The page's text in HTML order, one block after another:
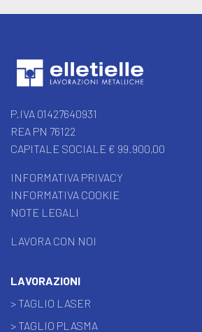
P.IVA 01427640931
REA PN 76122
CAPITALE SOCIALE € 99.900,00
INFORMATIVA PRIVACY
INFORMATIVA COOKIE
NOTE LEGALI
LAVORA CON NOI
LAVORAZIONI
> TAGLIO LASER
> TAGLIO PLASMA